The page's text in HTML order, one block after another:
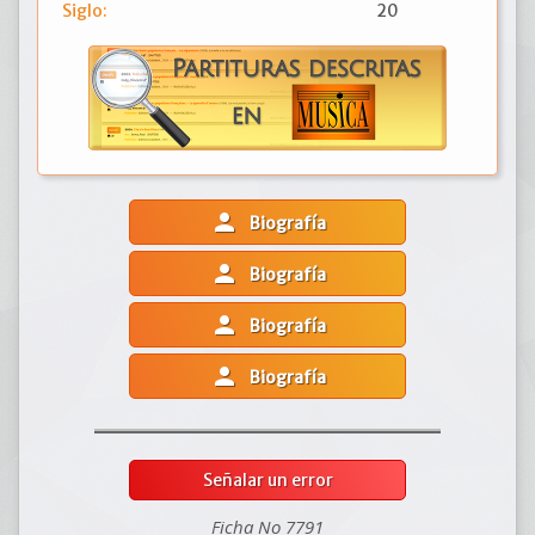
Siglo: 20
person Biografía
person Biografía
person Biografía
person Biografía
Señalar un error
Ficha No 7791